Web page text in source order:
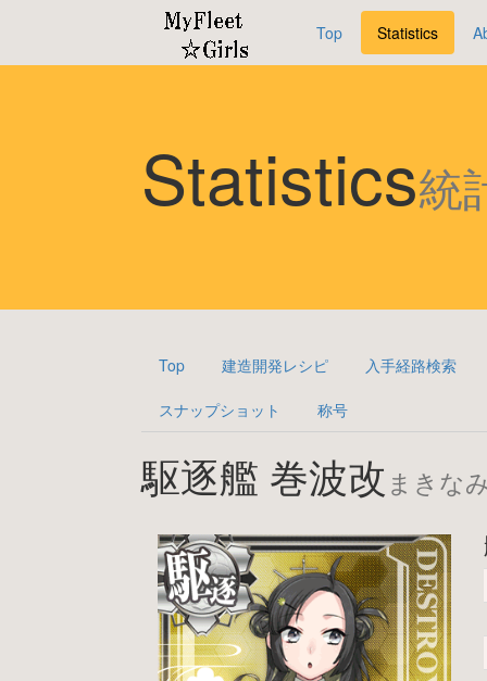
Top Statistics
Statistics統
Top 建造開発レシピ 入手経路検索
スナップショット 称号
駆逐艦 巻波改 まきな